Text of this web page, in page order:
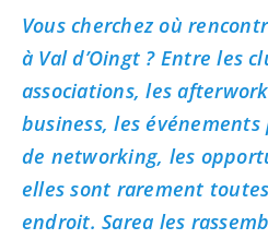
Vous cherchez où
à Val d’Oingt ? Entre les
associations, les
business, les
de networking, les
elles sont rarement
endroit. Sarea les